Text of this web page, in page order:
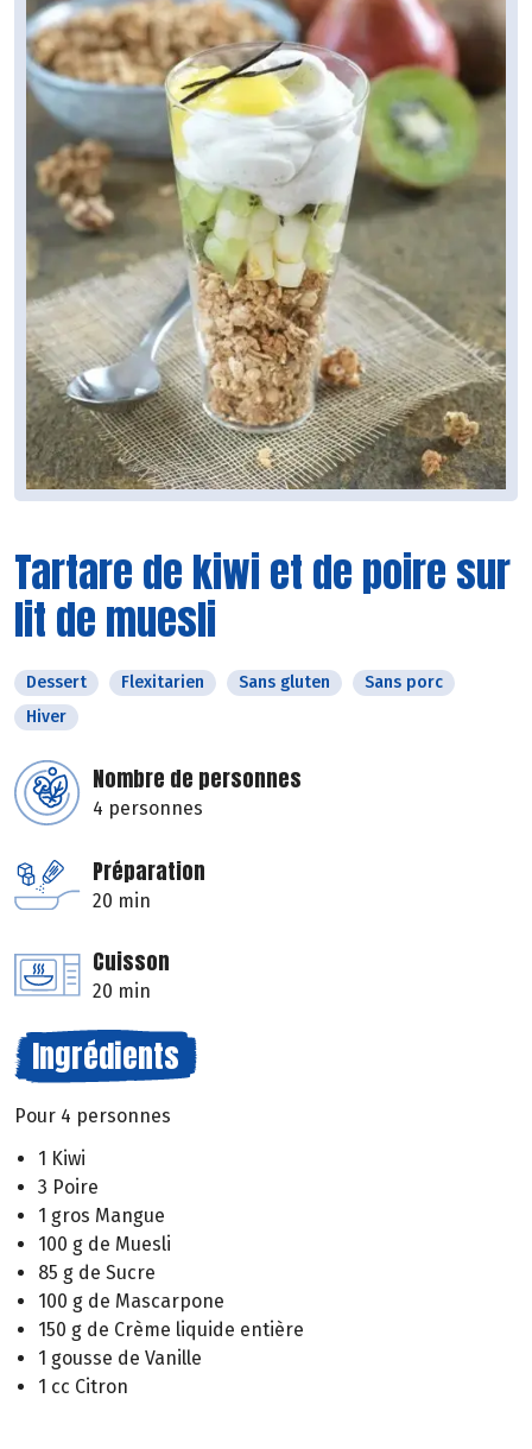
Tartare de kiwi et de poire sur
lit de muesli
Dessert Flexitarien Sans gluten
Sans porc
Hiver
Nombre de personnes
4 personnes
Préparation
20 min
Cuisson
20 min
Ingrédients
Pour 4 personnes
1 Kiwi
3 Poire
1 gros Mangue
100 g de Muesli
85 g de Sucre
100 g de Mascarpone
150 g de Crème liquide entière
1 gousse de Vanille
1 cc Citron